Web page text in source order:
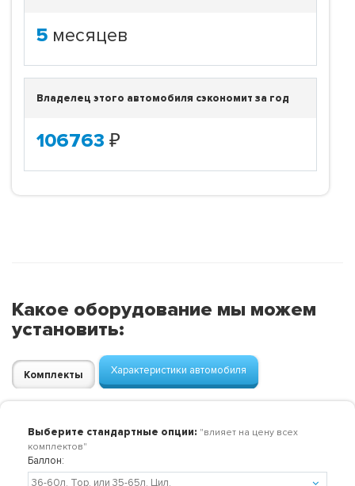
5 месяцев
Владелец этого автомобиля сэкономит за год
106763 ₽
Какое оборудование мы можем
установить:
Комплекты Характеристики автомобиля
Выберите стандартные опции: "влияет на цену всех
комплектов"
Баллон: